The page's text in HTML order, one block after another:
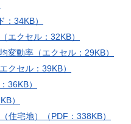
34KB）
クセル：32KB）
動率（エクセル：29KB）
セル：39KB）
）
）
宅地）（PDF：338KB）